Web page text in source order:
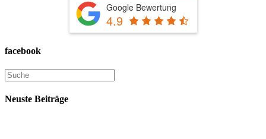
Google Bewertung
4.9
facebook
Neuste Beiträge